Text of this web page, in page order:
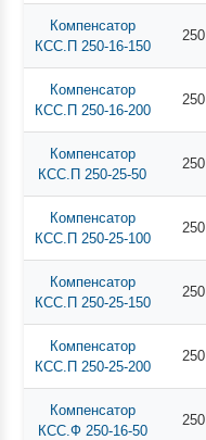
Компенсатор
КСС.П 250-16-150
250
Компенсатор
КСС.П 250-16-200
250
Компенсатор
КСС.П 250-25-50
250
Компенсатор
КСС.П 250-25-100
250
Компенсатор
КСС.П 250-25-150
250
Компенсатор
КСС.П 250-25-200
250
Компенсатор
КСС.Ф 250-16-50
250